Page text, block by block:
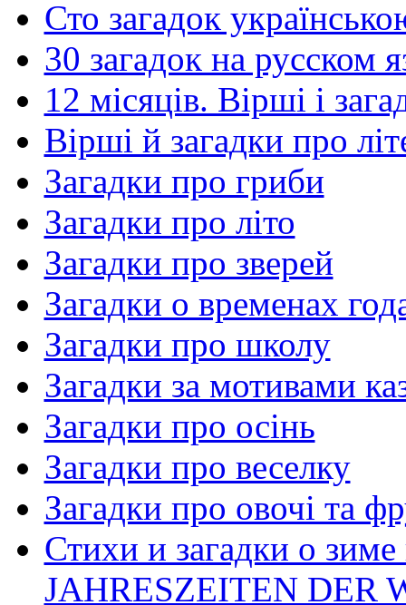
Сто загадок
30 загадок на русском
12 місяців. Вірші і
Вірші й загадки про
Загадки про гриби
Загадки про літо
Загадки про зверей
Загадки о временах
Загадки про школу
Загадки за мотивами
Загадки про осінь
Загадки про веселку
Загадки про овочі та
Стихи и загадки о
JAHRESZEITEN DER